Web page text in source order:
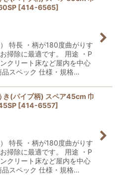
[414-6565]
特長 ・柄が180度曲がりす
掃除に最適です。 用途 ・P
クリート床など屋内を中心
品スペック 仕様・規格…
き(パイプ柄) スペア45cm 巾
[414-6557]
特長 ・柄が180度曲がりす
掃除に最適です。 用途 ・P
クリート床など屋内を中心
品スペック 仕様・規格…